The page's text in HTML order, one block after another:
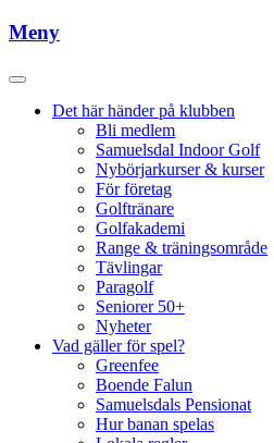
Meny
Det här händer på klubben
Bli medlem
Samuelsdal Indoor Golf
Nybörjarkurser & kurser
För företag
Golftränare
Golfakademi
Range & träningsområde
Tävlingar
Paragolf
Seniorer 50+
Nyheter
Vad gäller för spel?
Greenfee
Boende Falun
Samuelsdals Pensionat
Hur banan spelas